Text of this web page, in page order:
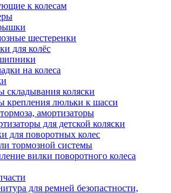
к колесам
шестеренки
для колёс
на колеса
складывания коляски
крепления люльки к шасси
амортизаторы
для детской коляски
для поворотных колес
тормозной системы
вилки поворотного колеса
для ремней безопастности,